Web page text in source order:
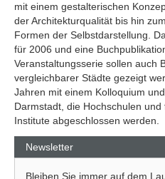
mit einem gestalterischen
der Architekturqualität bis hin
Formen der Selbstdarstellung.
für 2006 und eine
Veranstaltungsserie sollen auch
vergleichbarer Städte gezeigt
Jahren mit einem Kolloquium
Darmstadt, die Hochschulen
Institute abgeschlossen werden.
Newsletter
Bleiben Sie immer auf dem